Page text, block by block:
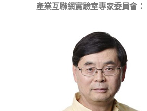
產業互聯網實驗室專家委員會：